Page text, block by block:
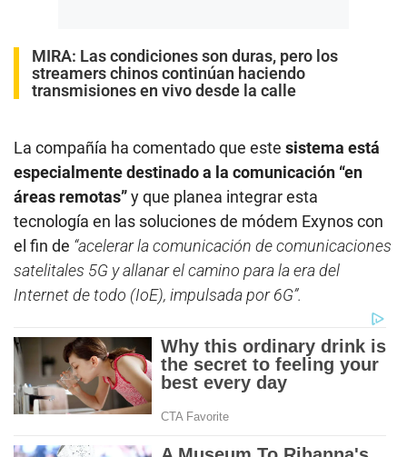
MIRA: Las condiciones son duras, pero los
streamers chinos continúan haciendo
transmisiones en vivo desde la calle
La compañía ha comentado que este sistema está
especialmente destinado a la comunicación “en
áreas remotas”y que planea integrar esta
tecnología en las soluciones de módem Exynos con
el fin de “acelerar la comunicación de comunicaciones
satelitales 5G y allanar el camino para la era del
Internet de todo (IoE), impulsada por 6G”.